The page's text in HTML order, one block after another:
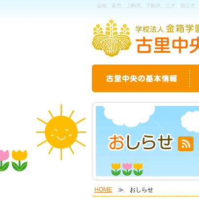
金箱、富竹、上駒沢、下駒沢、三才、西三才
HOME ≫ おしらせ